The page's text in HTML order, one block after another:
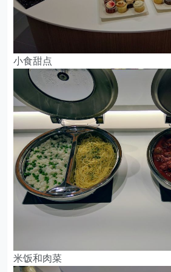
小食甜点
米饭和肉菜